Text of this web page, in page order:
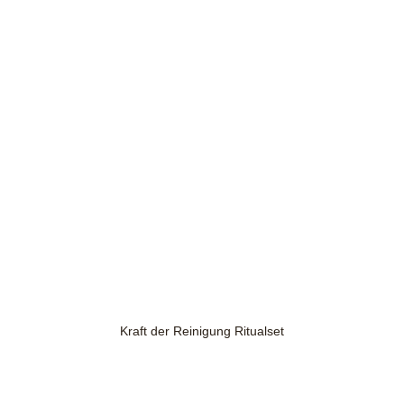
Kraft der Reinigung Ritualset